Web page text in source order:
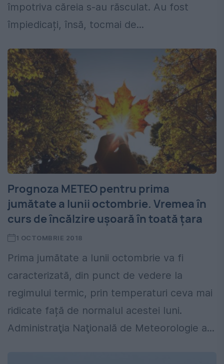
împotriva căreia s-au răsculat. Au fost
împiedicați, însă, tocmai de...
Prognoza METEO pentru prima
jumătate a lunii octombrie. Vremea în
curs de încălzire ușoară în toată țara
1 OCTOMBRIE 2018
Prima jumătate a lunii octombrie va fi
caracterizată, din punct de vedere la
regimului termic, prin temperaturi ceva mai
ridicate față de normalul acestei luni.
Administraţia Naţională de Meteorologie a...